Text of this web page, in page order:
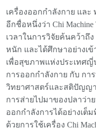
เครื่องออกกำลังกาย และ
อีกชื่อหนึ่งว่า Chi
เวลาในการวิจัยค้นคว้าถึ
หนัก และได้ศึกษาอย่างเ
เพื่อสุขภาพแห่งประเทศ
การออกกำลังกาย กับ กา
วิทยาศาสตร์และสติปัญญา
การส่ายไปมาของปลาว่า
ออกกำลังการได้อย่างเต็
ด้วยการใช้เครื่อง Chi